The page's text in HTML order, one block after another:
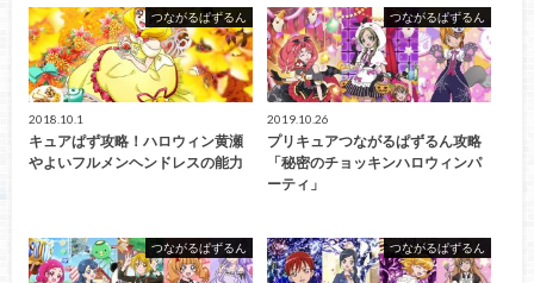
つながるぱずるん
2018.10.1
キュアぱず攻略！ハロウィン黄瀬
やよいフルメンヘンドレスの能力
つながるぱずるん
2019.10.26
プリキュアつながるぱずるん攻略
「秘密のチョッキンハロウィンパ
ーティ」
つながるぱずるん つながるぱずるん